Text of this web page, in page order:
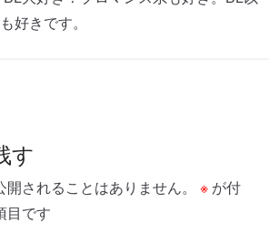
好きです。
す
開されることはありません。 ※ が付
目です